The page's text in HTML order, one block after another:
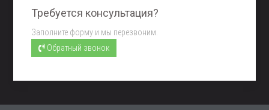
Требуется консультация?
Заполните форму и мы перезвоним.
Обратный звонок